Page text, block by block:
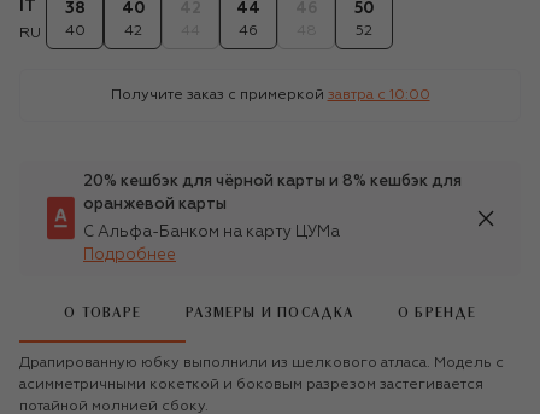
RU
38
40
40
42
44
46
50
52
Получите заказ с примеркой завтра c 10:00
20% кешбэк для чёрной карты и 8% кешбэк для
оранжевой карты
С Альфа-Банком на карту ЦУМа
Подробнее
О ТОВАРЕ РАЗМЕРЫ И ПОСАДКА О БРЕНДЕ
Драпированную юбку выполнили из шелкового атласа. Модель с
асимметричными кокеткой и боковым разрезом застегивается
потайной молнией сбоку.